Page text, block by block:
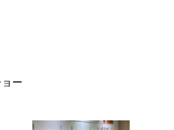
ー